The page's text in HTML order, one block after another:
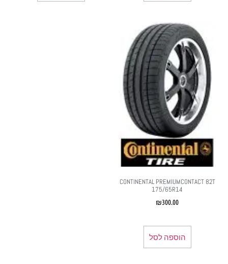
CONTINENTAL PREMIUMCONTACT 82T
175/65R14
₪300.00
הוספה לסל